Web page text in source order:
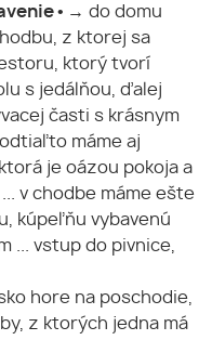
• → do domu
z ktorej sa
ktorý tvorí
s jedálňou, ďalej
časti s krásnym
máme aj
je oázou pokoja a
v chodbe máme ešte
kúpeľňu vybavenú
... vstup do pivnice,
hore na poschodie,
z ktorých jedna má